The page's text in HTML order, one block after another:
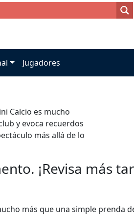
Jugadores
Calcio es mucho
y evoca recuerdos
más allá de lo
¡Revisa más
más que una simple prenda